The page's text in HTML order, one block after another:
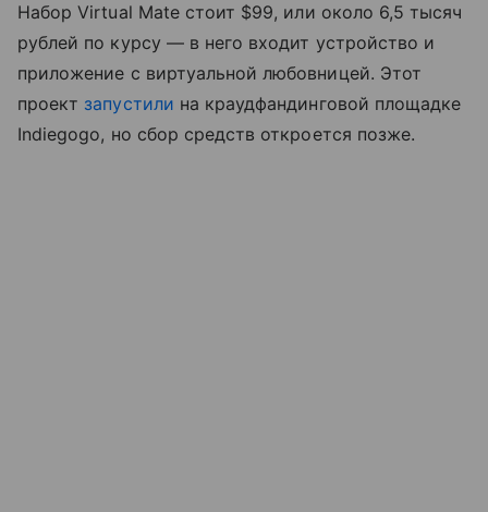
Набор Virtual Mate стоит $99, или около 6,5 тысяч
рублей по курсу — в него входит устройство и
приложение с виртуальной любовницей. Этот
проект запустили на краудфандинговой площадке
Indiegogo, но сбор средств откроется позже.